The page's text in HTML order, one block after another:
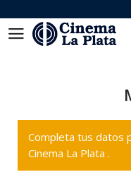
Completa tus datos
Cinema La Plata .